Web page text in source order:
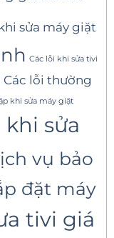
sửa máy giặt
Các lỗi khi sửa tivi
Các lỗi thường
khi sửa máy giặt
sửa
vụ bảo
đặt máy
tivi giá